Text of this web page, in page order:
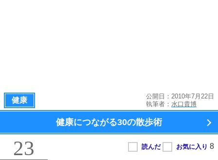
健康
公開日：2010年7月22日
執筆者： 水口貴博
健康につながる30の散歩術
23